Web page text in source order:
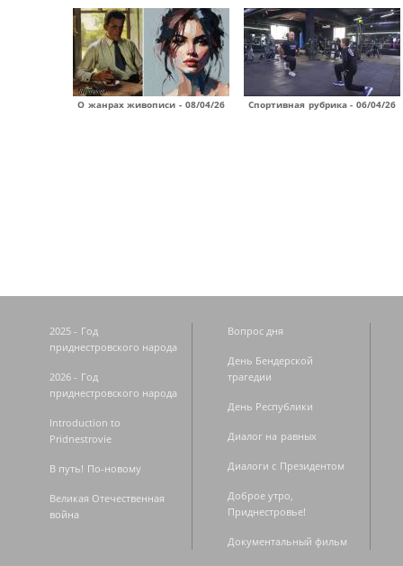
О жанрах живописи - 08/04/26 Спортивная рубрика - 06/04/26
2025 - Год
приднестровского народа
2026 - Год
приднестровского народа
Introduction to
Pridnestrovie
В путь! По-новому
Великая Отечественная
война
Вопрос дня
День Бендерской
трагедии
День Республики
Диалог на равных
Диалоги с Президентом
Доброе утро,
Приднестровье!
Документальный фильм